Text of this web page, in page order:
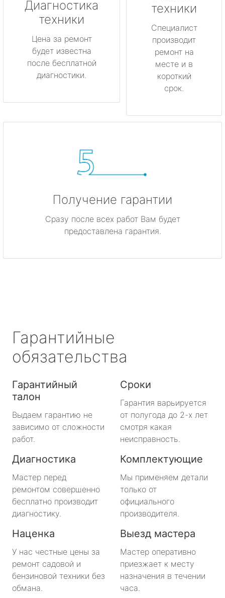
Диагностика
техники
Цена за ремонт
будет известна
после бесплатной
диагностики.
техники
Специалист
производит
ремонт на
месте и в
короткий
срок.
Получение гарантии
Сразу после всех работ Вам будет
предоставлена гарантия.
Гарантийные
обязательства
Гарантийный
талон
Выдаем гарантию не
зависимо от сложности
работ.
Сроки
Гарантия варьируется
от полугода до 2-х лет
смотря какая
неисправность.
Диагностика
Мастер перед
ремонтом совершенно
бесплатно производит
диагностику.
Комплектующие
Мы применяем детали
только от
официального
производителя.
Наценка
У нас честные цены за
ремонт садовой и
бензиновой техники без
обмана.
Выезд мастера
Мастер оперативно
приезжает к месту
назначения в течении
часа.